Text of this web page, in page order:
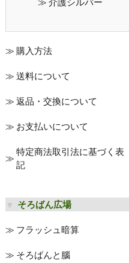
介護シルバー
購入方法
送料について
返品・交換について
お支払いについて
特定商法取引法に基づく表
記
そろばん広場
フラッシュ暗算
そろばんと腦